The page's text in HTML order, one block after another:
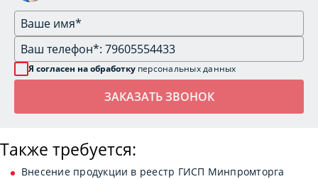
Я согласен на обработку персональных данных
Также требуется:
Внесение продукции в реестр ГИСП Минпромторга